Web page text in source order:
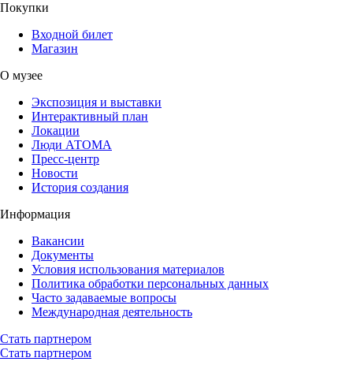
Покупки
Входной билет
Магазин
О музее
Экспозиция и выставки
Интерактивный план
Локации
Люди АТОМА
Пресс-центр
Новости
История создания
Информация
Вакансии
Документы
Условия использования материалов
Политика обработки персональных данных
Часто задаваемые вопросы
Международная деятельность
Стать партнером
Стать партнером